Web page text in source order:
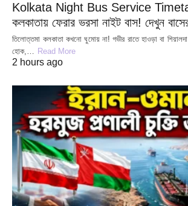
Kolkata Night Bus Service
কলকাতায় ফেরার ভরসা নাইট বাস! দেখুন
তিলোত্তমা কলকাতা কখনো ঘুমোয় না! গভীর রাতে হাওড়া বা শিয়ালদা
হোক,… Read More
2 hours ago